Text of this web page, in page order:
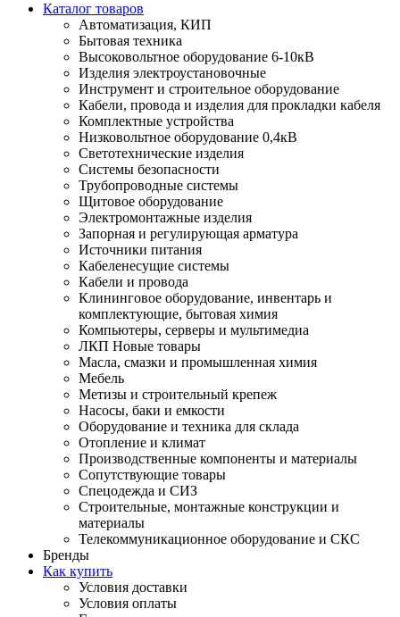
Каталог товаров
Автоматизация, КИП
Бытовая техника
Высоковольтное оборудование 6-10кВ
Изделия электроустановочные
Инструмент и строительное оборудование
Кабели, провода и изделия для прокладки кабеля
Комплектные устройства
Низковольтное оборудование 0,4кВ
Светотехнические изделия
Системы безопасности
Трубопроводные системы
Щитовое оборудование
Электромонтажные изделия
Запорная и регулирующая арматура
Источники питания
Кабеленесущие системы
Кабели и провода
Клининговое оборудование, инвентарь и
комплектующие, бытовая химия
Компьютеры, серверы и мультимедиа
ЛКП Новые товары
Масла, смазки и промышленная химия
Мебель
Метизы и строительный крепеж
Насосы, баки и емкости
Оборудование и техника для склада
Отопление и климат
Производственные компоненты и материалы
Сопутствующие товары
Спецодежда и СИЗ
Строительные, монтажные конструкции и
материалы
Телекоммуникационное оборудование и СКС
Бренды
Как купить
Условия доставки
Условия оплаты